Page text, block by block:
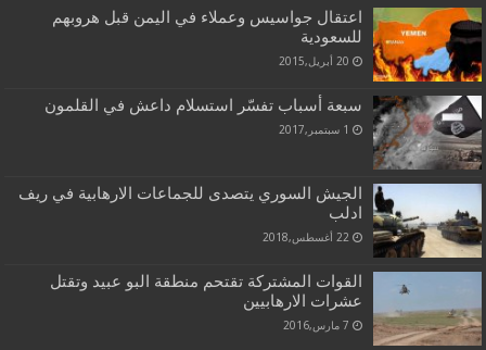
اعتقال جواسيس وعملاء في اليمن قبل هروبهم
للسعودية
20 أبريل,2015
سبعة أسباب تفسّر استسلام داعش في القلمون
1 سبتمبر,2017
الجيش السوري يتصدى للجماعات الارهابية في ريف
ادلب
22 أغسطس,2018
القوات المشتركة تقتحم منطقة البو عبيد وتقتل
عشرات الارهابيين
7 مارس,2016